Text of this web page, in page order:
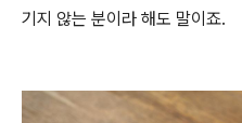
기지 않는 분이라 해도 말이죠.